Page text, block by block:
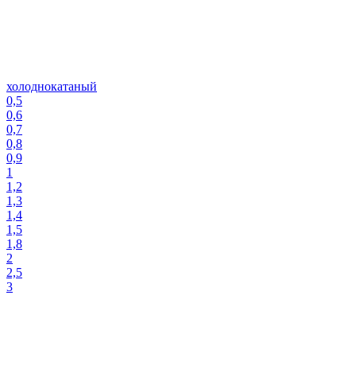
холоднокатаный
0,5
0,6
0,7
0,8
0,9
1
1,2
1,3
1,4
1,5
1,8
2
2,5
3